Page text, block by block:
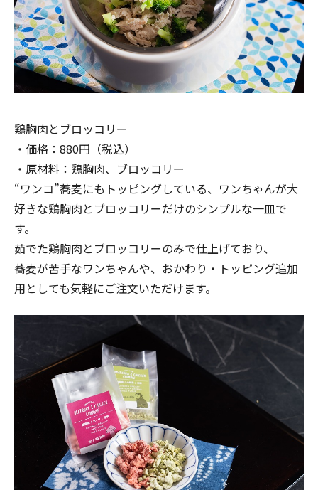
鶏胸肉とブロッコリー
・価格：880円（税込）
・原材料：鶏胸肉、ブロッコリー
“ワンコ”蕎麦にもトッピングしている、ワンちゃんが大
好きな鶏胸肉とブロッコリーだけのシンプルな一皿で
す。
茹でた鶏胸肉とブロッコリーのみで仕上げており、
蕎麦が苦手なワンちゃんや、おかわり・トッピング追加
用としても気軽にご注文いただけます。